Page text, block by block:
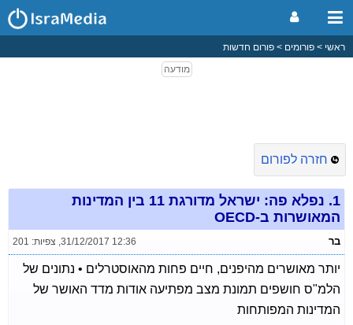
ראשי פורומים פורום חדשות
חזרה לפורום
1.
נפלא פה: ישראל מדורגת 11 בין המדינות
המאושרות ב-OECD
בר 31/12/2017 12:36
, צפיות: 201
יותר מאושרים מהיפנים, חיים פחות מהאוסטרלים • נתונים של
הלמ"ס חושפים תמונת מצב מפתיעה אודות מדד האושר של
המדינות המפותחות